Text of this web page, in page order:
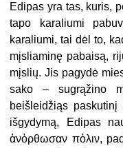
Edipas yra tas, kuris,
tapo karaliumi
karaliumi, tai dėl to,
mįsliaminę pabaisą,
mįslių. Jis pagydė
sako – sugrąžino
beišleidžiąs
išgydymą, Edipas
ἁνὁρθωσαν πὁλιν,